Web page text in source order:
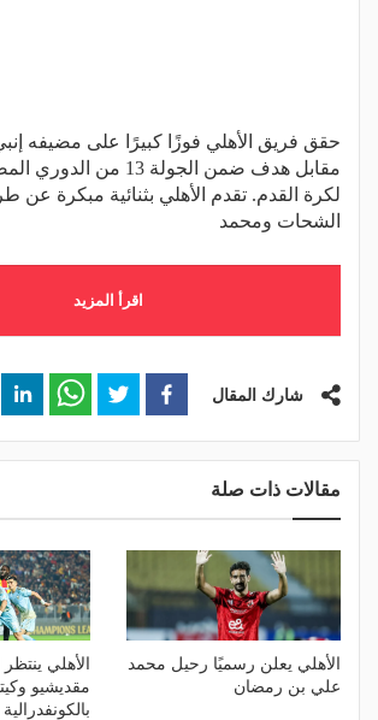
حقق فريق الأهلي فوزًا كبيرًا على مضيفه
مقابل هدف ضمن الجولة 13 من
لكرة القدم. تقدم الأهلي بثنائية مبكرة
الشحات ومحمد
اقرأ المزيد
شارك المقال
مقالات ذات صلة
الأهلي يعلن رسميًا رحيل محمد
علي بن رمضان
الأهلي
بالكونفدرالية